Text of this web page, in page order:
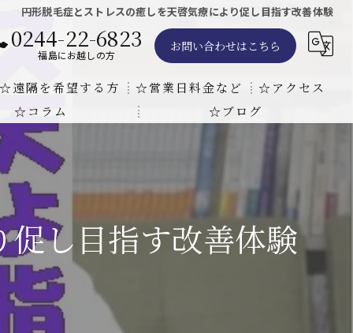
円形脱毛症とストレスの癒しを天啓気療により促し目指す改善体験
0244-22-6823
福島にお越しの方
お問い合わせはこちら
遠隔を希望する方
遠隔気功ヒーリングで難病の克服の方法と効果
☆営業日料金など ☆アクセス
☆コラム ☆ブログ
し目指す改善体験